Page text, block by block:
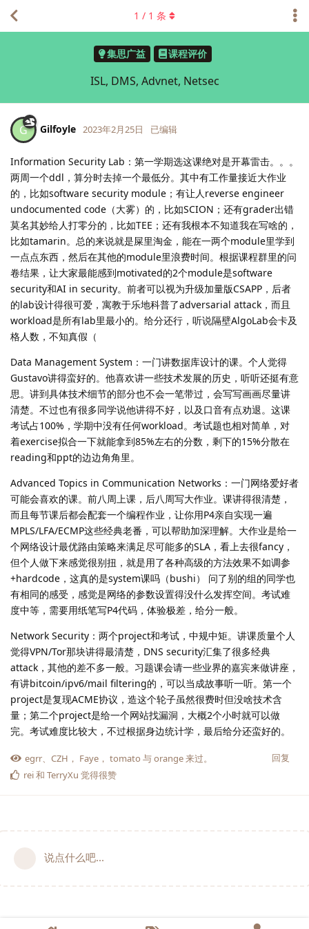
集思广益 课程评价
ISL, DMS, Advnet, Netsec
1 / 1 条
G Gilfoyle 2023年2月25日 已编辑
Information Security Lab：第一学期选这课绝对是开幕雷击。。。
两周一个ddl，算分时去掉一个最低分。其中有工作量接近大作业
的，比如software security module；有让人reverse engineer
undocumented code（大雾）的，比如SCION；还有grader出错
莫名其妙给人打零分的，比如TEE；还有我根本不知道我在写啥的，
比如tamarin。总的来说就是屎里淘金，能在一两个module里学到
一点点东西，然后在其他的module里浪费时间。根据课程群里的问
卷结果，让大家最能感到motivated的2个module是software
security和AI in security。前者可以视为升级加量版CSAPP，后者
的lab设计得很可爱，寓教于乐地科普了adversarial attack，而且
workload是所有lab里最小的。给分还行，听说隔壁AlgoLab会卡及
格人数，不知真假（
Data Management System：一门讲数据库设计的课。个人觉得
Gustavo讲得蛮好的。他喜欢讲一些技术发展的历史，听听还挺有意
思。讲到具体技术细节的部分也不会一笔带过，会写写画画尽量讲
清楚。不过也有很多同学说他讲得不好，以及口音有点劝退。这课
考试占100%，学期中没有任何workload。考试题也相对简单，对
着exercise拟合一下就能拿到85%左右的分数，剩下的15%分散在
reading和ppt的边边角角里。
Advanced Topics in Communication Networks：一门网络爱好者
可能会喜欢的课。前八周上课，后八周写大作业。课讲得很清楚，
而且每节课后都会配套一个编程作业，让你用P4亲自实现一遍
MPLS/LFA/ECMP这些经典老番，可以帮助加深理解。大作业是给一
个网络设计最优路由策略来满足尽可能多的SLA，看上去很fancy，
但个人做下来感觉很别扭，就是用了各种高级的方法效果不如调参
+hardcode，这真的是system课吗（bushi） 问了别的组的同学也
有相同的感受，感觉是网络的参数设置得没什么发挥空间。考试难
度中等，需要用纸笔写P4代码，体验极差，给分一般。
Network Security：两个project和考试，中规中矩。讲课质量个人
觉得VPN/Tor那块讲得最清楚，DNS security汇集了很多经典
attack，其他的差不多一般。习题课会请一些业界的嘉宾来做讲座，
有讲bitcoin/ipv6/mail filtering的，可以当成故事听一听。第一个
project是复现ACME协议，造这个轮子虽然很费时但没啥技术含
量；第二个project是给一个网站找漏洞，大概2个小时就可以做
完。考试难度比较大，不过根据身边统计学，最后给分还蛮好的。
回复
egrr、 CZH ， Faye ， tomato 与orange来过。
rei和 TerryXu 觉得很赞
说点什么吧...